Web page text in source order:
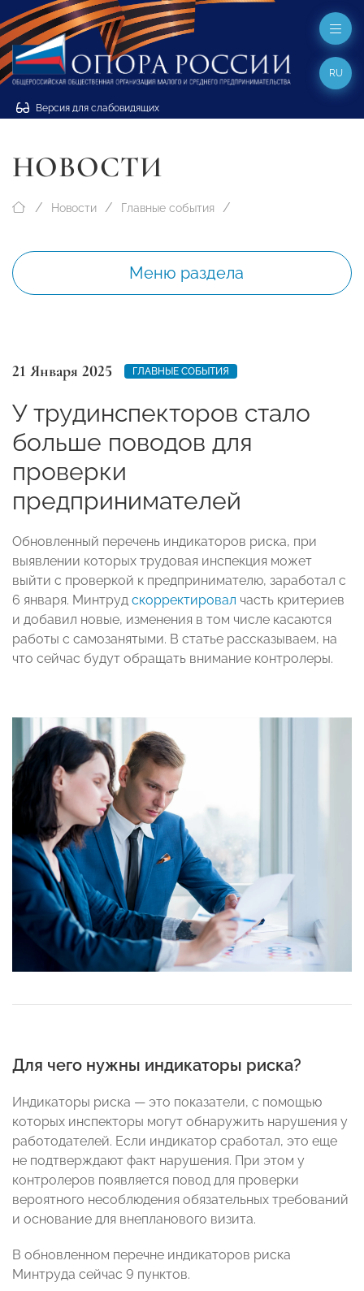
Версия для слабовидящих
RU
НОВОСТИ
Новости Главные события
Меню раздела
21 Января 2025 ГЛАВНЫЕ СОБЫТИЯ
У трудинспекторов стало
больше поводов для
проверки
предпринимателей
Обновленный перечень индикаторов риска, при
выявлении которых трудовая инспекция может
выйти с проверкой к предпринимателю, заработал с
6 января. Минтруд скорректировал часть критериев
и добавил новые, изменения в том числе касаются
работы с самозанятыми. В статье рассказываем, на
что сейчас будут обращать внимание контролеры.
Для чего нужны индикаторы риска?
Индикаторы риска — это показатели, с помощью
которых инспекторы могут обнаружить нарушения у
работодателей. Если индикатор сработал, это еще
не подтверждают факт нарушения. При этом у
контролеров появляется повод для проверки
вероятного несоблюдения обязательных требований
и основание для внепланового визита.
В обновленном перечне индикаторов риска
Минтруда сейчас 9 пунктов.